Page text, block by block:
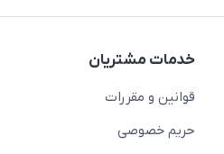
خدمات مشتریان
قوانین و مقررات
حریم خصوصی